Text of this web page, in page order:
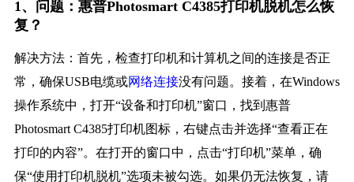
1、问题：惠普Photosmart C4385打印机脱机怎么恢
复？
解决方法：首先，检查打印机和计算机之间的连接是否正
常，确保USB电缆或网络连接没有问题。接着，在Windows
操作系统中，打开“设备和打印机”窗口，找到惠普
Photosmart C4385打印机图标，右键点击并选择“查看正在
打印的内容”。在打开的窗口中，点击“打印机”菜单，确
保“使用打印机脱机”选项未被勾选。如果仍无法恢复，请